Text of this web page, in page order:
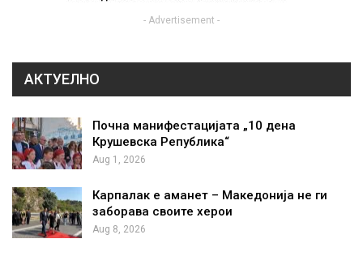
- Advertisement -
АКТУЕЛНО
Почна манифестацијата „10 дена
Крушевска Република“
Aug 1, 2026
Карпалак е аманет – Македонија не ги
заборава своите херои
Aug 8, 2026